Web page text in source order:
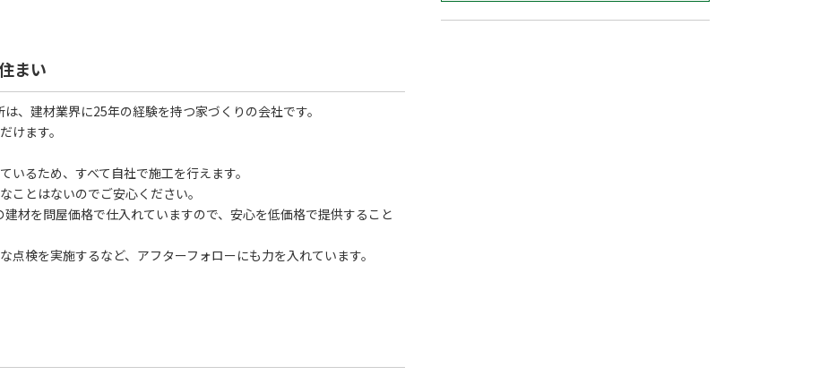
まい
、建材業界に25年の経験を持つ家づくりの会社です。
けます。
るため、すべて自社で施工を行えます。
ことはないのでご安心ください。
材を問屋価格で仕入れていますので、安心を低価格で提供すること
検を実施するなど、アフターフォローにも力を入れています。